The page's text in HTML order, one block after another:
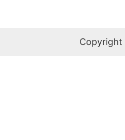
Copyright